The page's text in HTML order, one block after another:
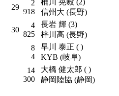
29
2
918
信州大 (長野)
30
4
825
長岩 輝 (3)
梓川高 (長野)
8
4
早川 泰正 ( )
KYB (岐阜)
14
300
大橋 健太郎 ( )
静岡陸協 (静岡)